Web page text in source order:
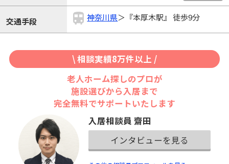
交通手段 神奈川県＞『本厚木駅』 徒歩9分
\ 相談実績8万件以上 /
老人ホーム探しのプロが
施設選びから入居まで
完全無料でサポートいたします
入居相談員 齋田
インタビューを見る